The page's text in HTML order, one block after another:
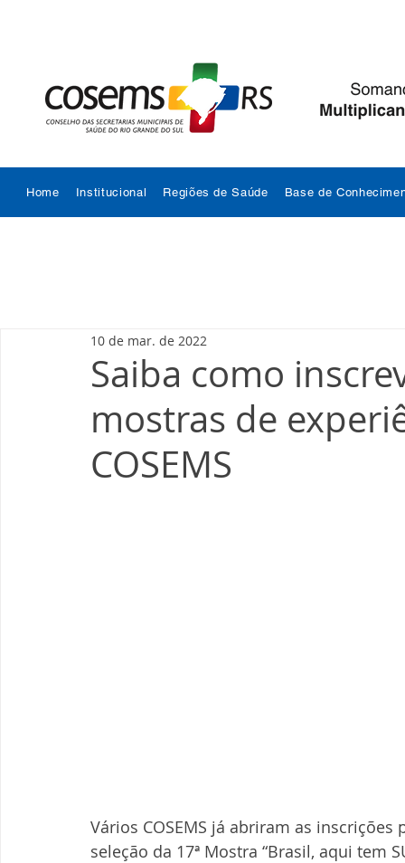
Home Institucional Regiões de Saúde Base de
Saiba como
mostras de
COSEMS
10 de mar. de 2022
Vários COSEMS já abriram as
seleção da 17ª Mostra “Brasil, aqui tem